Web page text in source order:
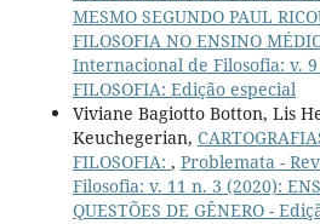
MESMO SEGUNDO PAUL
FILOSOFIA NO ENSINO
Internacional de Filosofia: v. 9
FILOSOFIA: Edição especial
Viviane Bagiotto Botton, Lis
Keuchegerian,
FILOSOFIA: , Problemata -
Filosofia: v. 11 n. 3 (2020):
QUESTÕES DE GÊNERO -